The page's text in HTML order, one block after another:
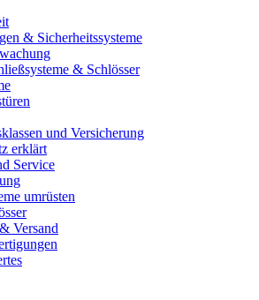
& Sicherheitssysteme
& Schlösser
und Versicherung
erklärt
Service
umrüsten
Versand